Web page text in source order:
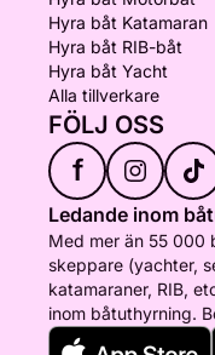
Hyra båt Katamaran
Hyra båt RIB-båt
Hyra båt Yacht
Alla tillverkare
FÖLJ OSS
f
Ledande inom
Med mer än 55 000
skeppare (yachter,
katamaraner, RIB,
inom båtuthyrning.